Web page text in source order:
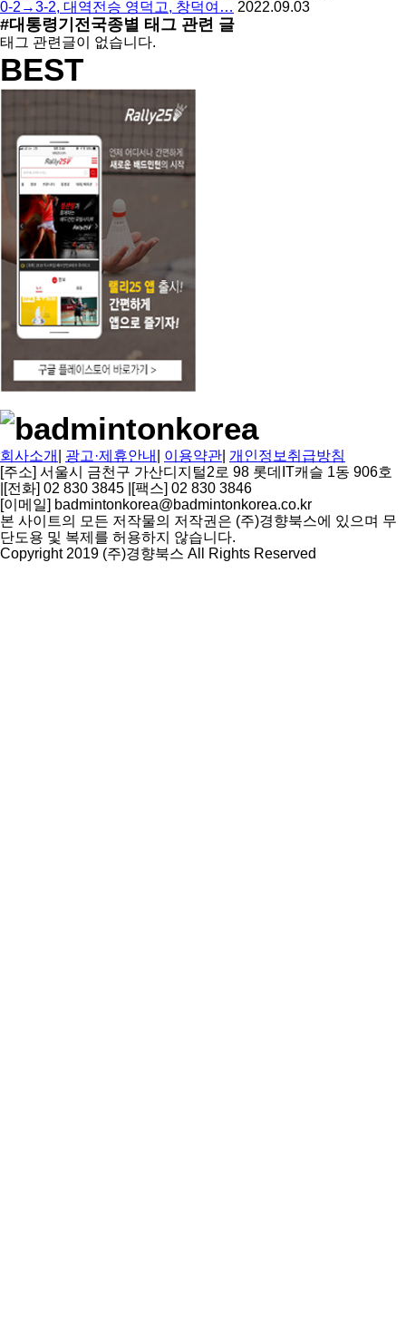
용
0-2→3-2, 대역전승 영덕고, 창덕여… 2022.09.03
#대통령기전국종별 태그 관련 글
태그 관련글이 없습니다.
BEST
회사소개 광고·제휴안내 이용약관 개인정보취급방침
[주소] 서울시 금천구 가산디지털2로 98 롯데IT캐슬 1동 906호
[전화] 02 830 3845 [팩스] 02 830 3846
[이메일] badmintonkorea@badmintonkorea.co.kr
본 사이트의 모든 저작물의 저작권은 (주)경향북스에 있으며 무
단도용 및 복제를 허용하지 않습니다.
Copyright 2019 (주)경향북스 All Rights Reserved